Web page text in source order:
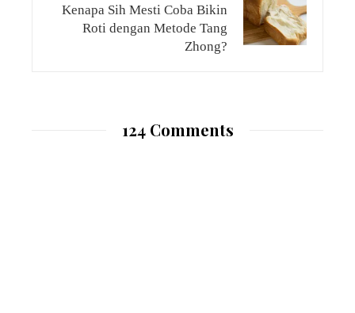
Kenapa Sih Mesti Coba Bikin
Roti dengan Metode Tang
Zhong?
124 Comments